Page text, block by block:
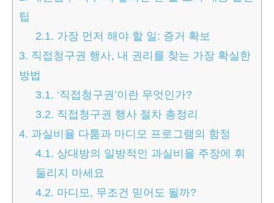
팁
2.1. 가장 먼저 해야 할 일: 증거 확보
3. 직접청구권 행사, 내 권리를 찾는 가장 확실한
방법
3.1. ‘직접청구권’이란 무엇인가?
3.2. 직접청구권 행사 절차 총정리
4. 과실비율 다툼과 마디모 프로그램의 함정
4.1. 상대방의 일방적인 과실비율 주장에 휘
둘리지 마세요
4.2. 마디모, 무조건 믿어도 될까?